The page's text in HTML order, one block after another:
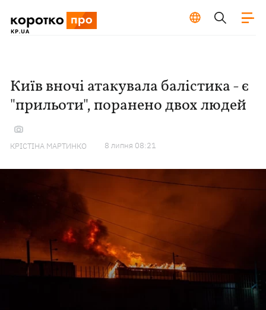
Київ вночі атакувала балістика - є
"прильоти", поранено двох людей
КРІСТІНА МАРТИНКО 8 липня 08:21